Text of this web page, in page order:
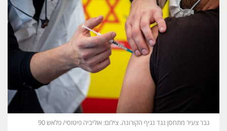
גבר צעיר מתחסן נגד נגיף הקורונה. צילום: אוליביה פיטוסי/ פלאש 90